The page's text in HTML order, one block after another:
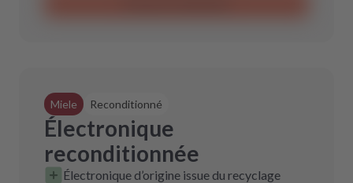
Miele Reconditionné
Électronique
reconditionnée
Électronique d’origine issue du recyclage